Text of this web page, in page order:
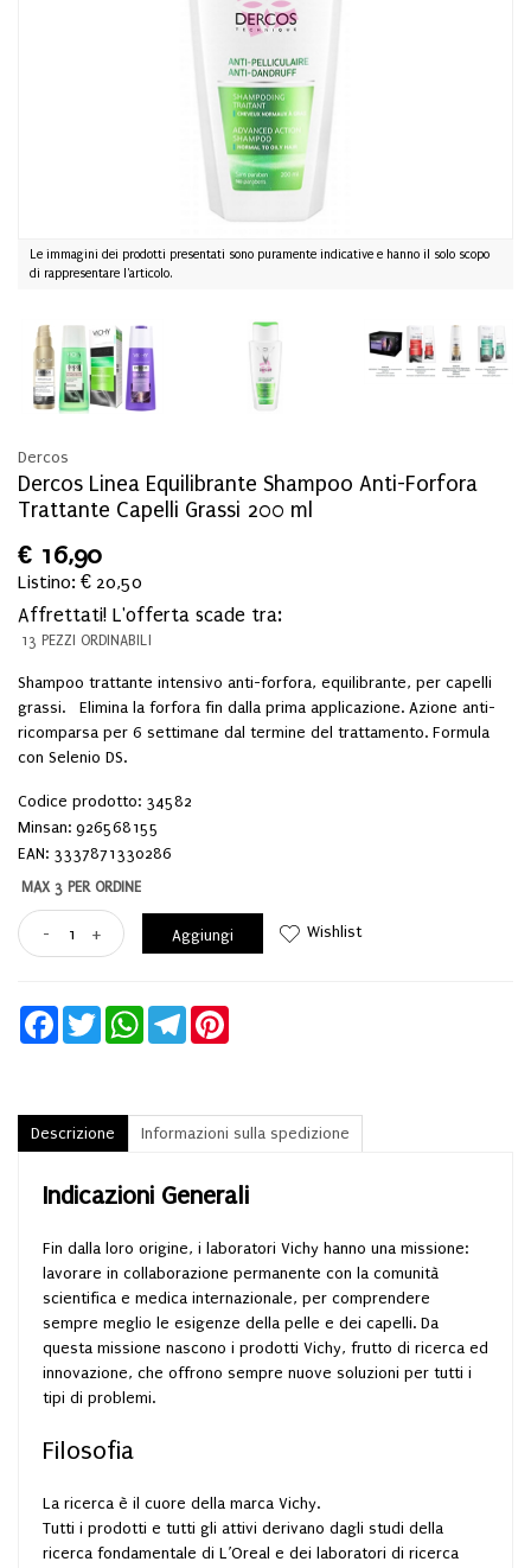
Le immagini dei prodotti presentati sono puramente indicative e hanno il solo scopo
di rappresentare l'articolo.
Dercos
Dercos Linea Equilibrante Shampoo Anti-Forfora
Trattante Capelli Grassi 200 ml
€ 16,90
Listino: € 20,50
Affrettati! L'offerta scade tra:
13 PEZZI ORDINABILI
Shampoo trattante intensivo anti-forfora, equilibrante, per capelli
grassi. Elimina la forfora fin dalla prima applicazione. Azione anti-
ricomparsa per 6 settimane dal termine del trattamento. Formula
con Selenio DS.
Codice prodotto: 34582
Minsan: 926568155
EAN: 3337871330286
MAX 3 PER ORDINE
- + Aggiungi Wishlist
FacebookTwitter WhatsAppTelegram
Descrizione Informazioni sulla spedizione
Indicazioni Generali
Fin dalla loro origine, i laboratori Vichy hanno una missione:
lavorare in collaborazione permanente con la comunità
scientifica e medica internazionale, per comprendere
sempre meglio le esigenze della pelle e dei capelli. Da
questa missione nascono i prodotti Vichy, frutto di ricerca ed
innovazione, che offrono sempre nuove soluzioni per tutti i
tipi di problemi.
Filosofia
La ricerca è il cuore della marca Vichy.
Tutti i prodotti e tutti gli attivi derivano dagli studi della
ricerca fondamentale di L’Oreal e dei laboratori di ricerca